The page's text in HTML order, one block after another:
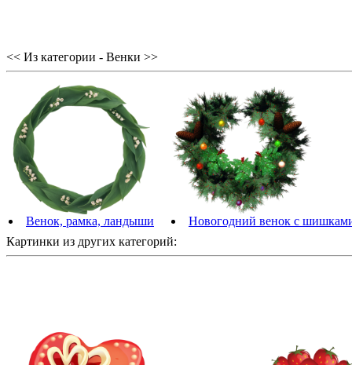
<< Из категории - Венки >>
Венок, рамка, ландыши
Новогодний венок с
Картинки из других категорий: